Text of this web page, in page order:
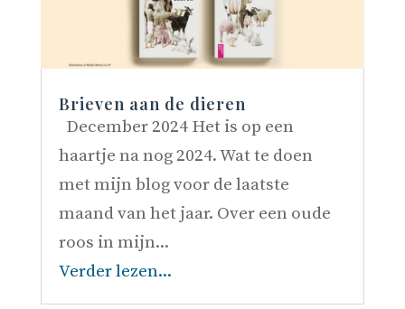
Brieven aan de dieren
December 2024 Het is op een
haartje na nog 2024. Wat te doen
met mijn blog voor de laatste
maand van het jaar. Over een oude
roos in mijn...
Verder lezen...